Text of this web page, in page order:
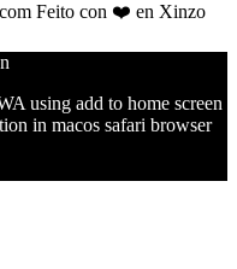
Feito con ❤️ en Xinzo
using add to home screen
in macos safari browser